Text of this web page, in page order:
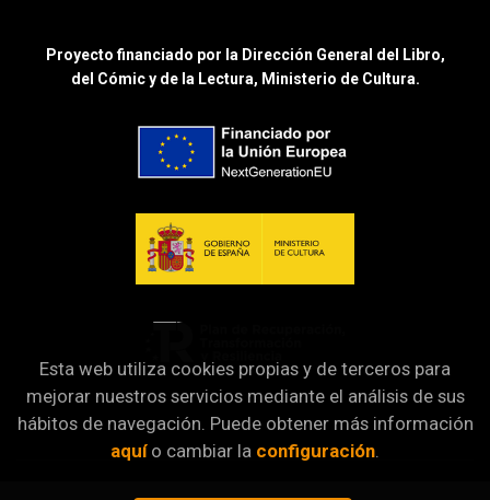
Proyecto financiado por la Dirección General del Libro,
del Cómic y de la Lectura, Ministerio de Cultura.
Esta web utiliza cookies propias y de terceros para
mejorar nuestros servicios mediante el análisis de sus
hábitos de navegación. Puede obtener más información
aquío cambiar la configuración.